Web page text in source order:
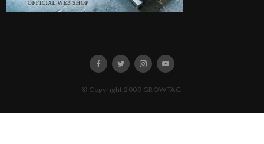
© Copyright 2009 GROWTAC.